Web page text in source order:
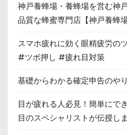
神戸養蜂場・養蜂場を営む神
品質な蜂蜜専門店【神戸養蜂
スマホ疲れに効く眼精疲労の
#ツボ押し #疲れ目対策
基礎からわかる確定申告のや
目が疲れる人必見！簡単にで
目のスペシャリストが伝授し